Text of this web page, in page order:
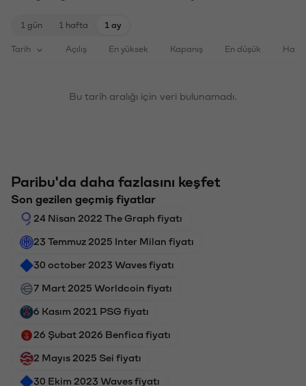
1 gün 1 hafta 1 ay
Tarih Açılış En yüksek Kapanış En düşük
Bu tarih aralığı için veri bulunamadı.
Paribu'da daha fazlasını keşfet
Son gezilen geçmiş fiyatlar
24 Nisan 2022 The Graph fiyatı
23 Temmuz 2025 Inter Milan fiyatı
30 october 2023 Waves fiyatı
7 Mart 2025 Worldcoin fiyatı
6 Kasım 2021 PSG fiyatı
26 Şubat 2026 Benfica fiyatı
2 Mayıs 2025 Sei fiyatı
30 Ekim 2023 Waves fiyatı